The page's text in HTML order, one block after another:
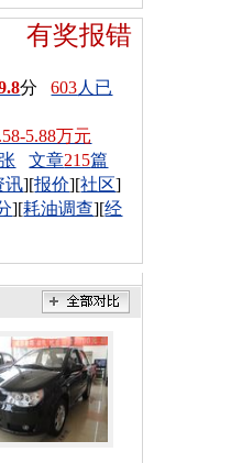
有奖报错
分603人已
5.88万元
文章215篇
讯][报价][社区]
][耗油调查][经